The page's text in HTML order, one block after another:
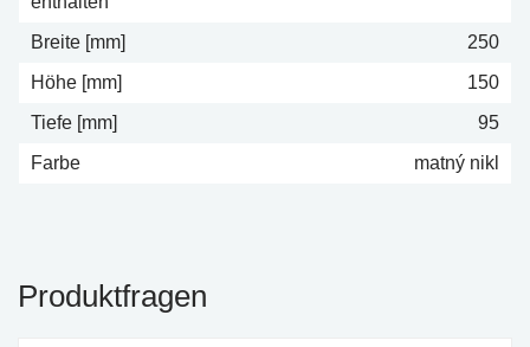
Breite [mm]
250
Höhe [mm]
150
Tiefe [mm]
95
Farbe
matný nikl
Produktfragen